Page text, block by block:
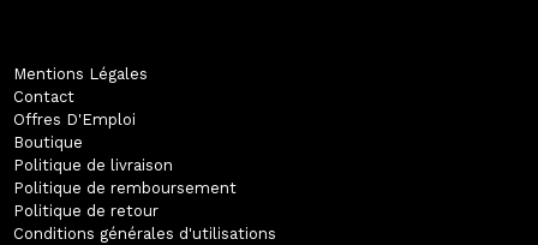
Mentions Légales
Contact
Offres D'Emploi
Boutique
Politique de livraison
Politique de remboursement
Politique de retour
Conditions générales d'utilisations